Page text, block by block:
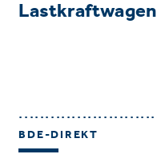
Lastkraftwagen
BDE-DIREKT